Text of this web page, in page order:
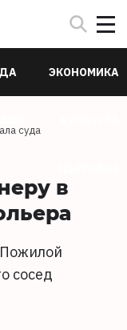
ЭКОНОМИКА
суда
в
сосед